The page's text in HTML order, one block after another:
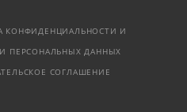
КОНФИДЕНЦИАЛЬНОСТИ И
ПЕРСОНАЛЬНЫХ ДАННЫХ
СОГЛАШЕНИЕ